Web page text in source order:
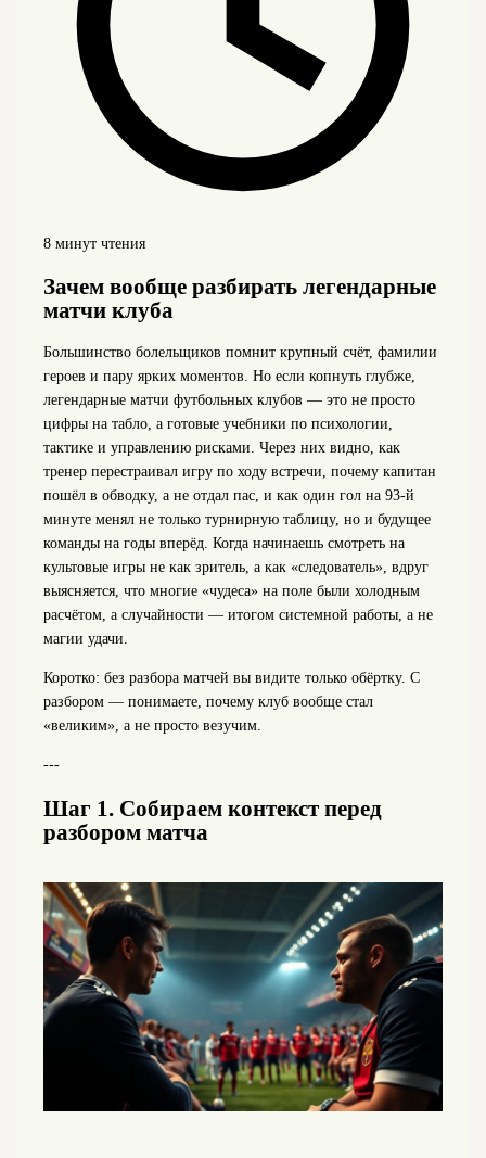
8 минут чтения
Зачем вообще разбирать легендарные
матчи клуба
Большинство болельщиков помнит крупный счёт, фамилии
героев и пару ярких моментов. Но если копнуть глубже,
легендарные матчи футбольных клубов — это не просто
цифры на табло, а готовые учебники по психологии,
тактике и управлению рисками. Через них видно, как
тренер перестраивал игру по ходу встречи, почему капитан
пошёл в обводку, а не отдал пас, и как один гол на 93‑й
минуте менял не только турнирную таблицу, но и будущее
команды на годы вперёд. Когда начинаешь смотреть на
культовые игры не как зритель, а как «следователь», вдруг
выясняется, что многие «чудеса» на поле были холодным
расчётом, а случайности — итогом системной работы, а не
магии удачи.
Коротко: без разбора матчей вы видите только обёртку. С
разбором — понимаете, почему клуб вообще стал
«великим», а не просто везучим.
---
Шаг 1. Собираем контекст перед
разбором матча